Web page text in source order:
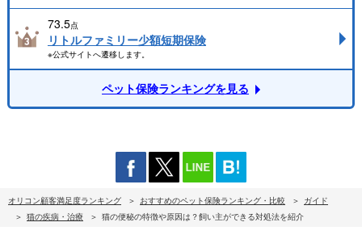
73.5点
リトルファミリー少額短期保険
※公式サイトへ遷移します。
ペット保険ランキングを見る
オリコン顧客満足度ランキング おすすめのペット保険ランキング・比較
ガイド
猫の疾病・治療
猫の便秘の特徴や原因は？飼い主ができる対処法を紹介